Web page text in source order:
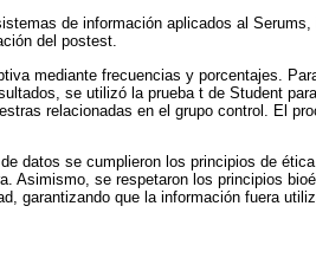
de información aplicados al
del postest.
mediante frecuencias y porcentajes.
se utilizó la prueba t de Student
relacionadas en el grupo control. El
datos se cumplieron los principios de
Asimismo, se respetaron los principios
garantizando que la información fuera